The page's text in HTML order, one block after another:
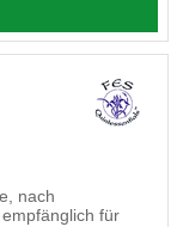
nach
für